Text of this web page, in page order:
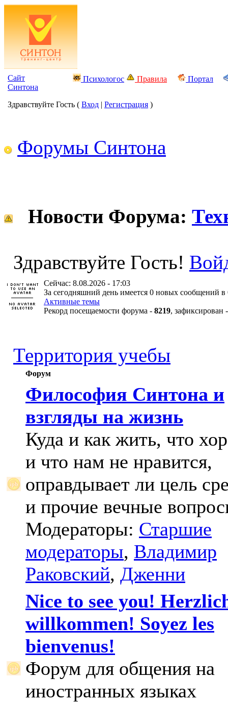
Сайт
Синтона
Психологос Правила Портал
Здравствуйте Гость ( Вход | Регистрация )
Форумы Синтона
Новости Форума:
Здравствуйте Гость!
Сейчас: 8.08.2026 - 17:03
За сегодняшний день имеется 0 новых сообщений в
Активные темы
Рекорд посещаемости форума - 8219, зафиксирован
Территория учебы
Форум
Философия Синтона и
взгляды на жизнь
Куда и как жить, что
и что нам не нравится,
оправдывает ли цель
и прочие вечные
Модераторы: Старшие
модераторы, Владимир
Раковский, Дженни
Nice to see you!
willkommen! Soyez les
bienvenus!
Форум для общения на
иностранных языках